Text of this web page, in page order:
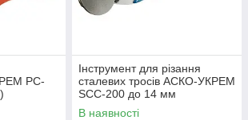
PC-
Інструмент для різання
сталевих тросів АСКО-УКРЕМ
SCC-200 до 14 мм
(A0170010162)
В наявності